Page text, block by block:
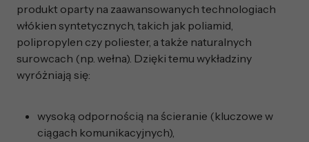
produkt oparty na zaawansowanych technologiach
włókien syntetycznych, takich jak poliamid,
polipropylen czy poliester, a także naturalnych
surowcach (np. wełna). Dzięki temu wykładziny
wyróżniają się:
wysoką odpornością na ścieranie (kluczowe w
ciągach komunikacyjnych),